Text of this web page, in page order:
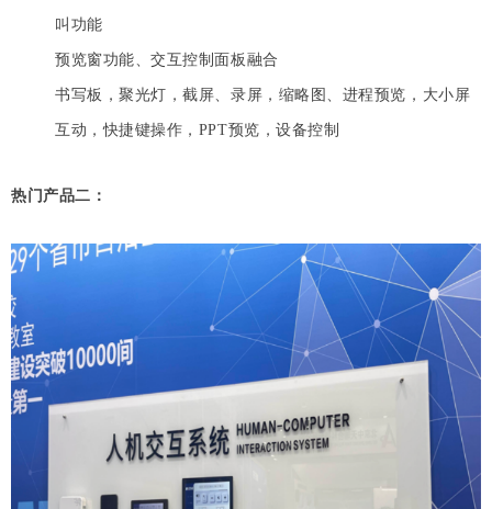
叫功能
预览窗功能、交互控制面板融合
书写板，聚光灯，截屏、录屏，缩略图、进程预览，大小屏
互动，快捷键操作，PPT预览，设备控制
热门产品二：